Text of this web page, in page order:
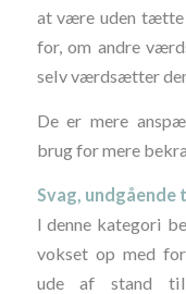
at være uden tætte
for, om andre
selv værdsætter
De er mere
brug for mere
Svag, undgående
I denne kategori
vokset op med
ude af stand